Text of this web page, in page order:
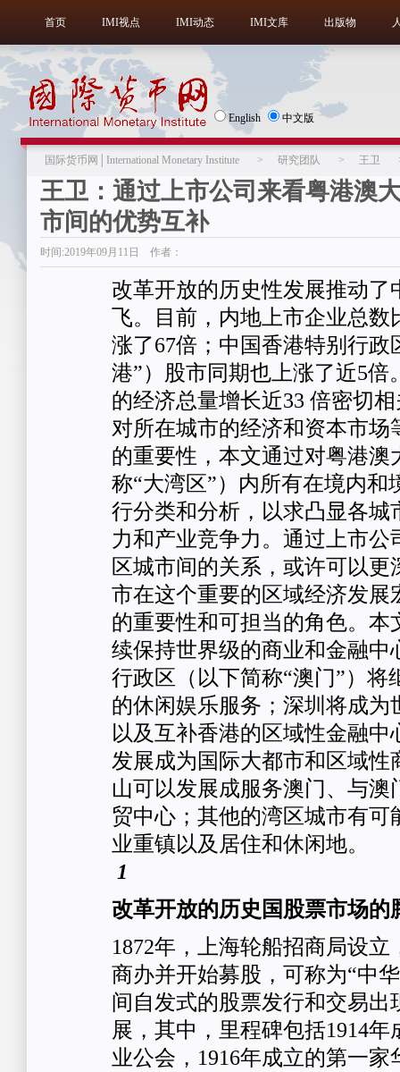
首页 IMI视点 IMI动态 IMI文库 出版物
English 中文版
国际货币网│International Monetary Institute > 研究团队 > 王卫
王卫：通过上市公司来看粤港澳
市间的优势互补
时间:2019年09月11日 作者：
改革开放的历史性发展推动了
飞。目前，内地上市企业总数
涨了67倍；中国香港特别行政
港”）股市同期也上涨了近5倍
的经济总量增长近33 倍密切
对所在城市的经济和资本市场
的重要性，本文通过对粤港澳
称“大湾区”）内所有在境内和
行分类和分析，以求凸显各城
力和产业竞争力。通过上市公
区城市间的关系，或许可以更
市在这个重要的区域经济发展
的重要性和可担当的角色。本
续保持世界级的商业和金融中
行政区（以下简称“澳门”）将
的休闲娱乐服务；深圳将成为
以及互补香港的区域性金融中
发展成为国际大都市和区域性
山可以发展成服务澳门、与澳
贸中心；其他的湾区城市有可
业重镇以及居住和休闲地。
1
改革开放的历史国股票市场的
1872年，上海轮船招商局设
商办并开始募股，可称为“中
间自发式的股票发行和交易出
展，其中，里程碑包括1914
业公会，1916年成立的第一